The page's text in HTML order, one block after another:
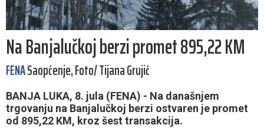
Na Banjalučkoj berzi promet 895,22 KM
FENASaopćenje, Foto/ Tijana Grujić
BANJA LUKA, 8. jula (FENA) - Na današnjem
trgovanju na Banjalučkoj berzi ostvaren je promet
od 895,22 KM, kroz šest transakcija.